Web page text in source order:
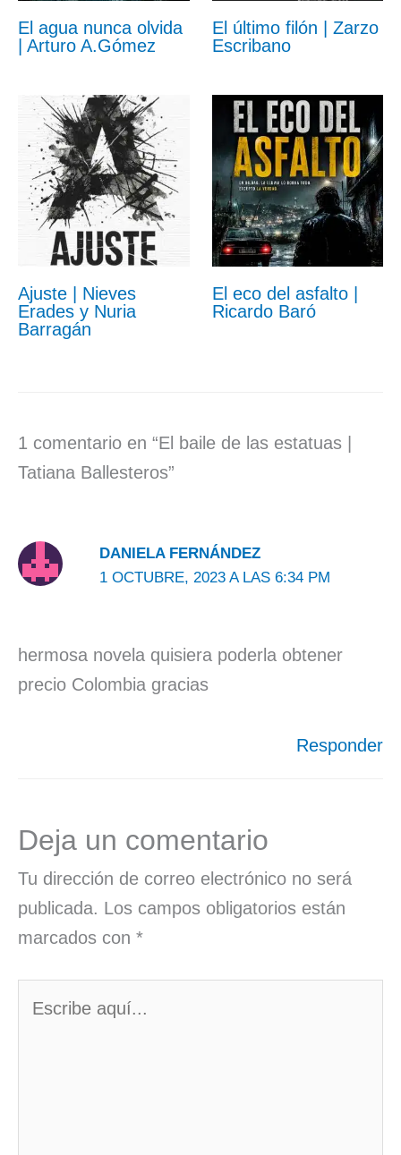
El agua nunca olvida
| Arturo A.Gómez
El último filón | Zarzo
Escribano
Ajuste | Nieves
Erades y Nuria
Barragán
El eco del asfalto |
Ricardo Baró
1 comentario en “El baile de las estatuas |
Tatiana Ballesteros”
DANIELA FERNÁNDEZ
1 OCTUBRE, 2023 A LAS 6:34 PM
hermosa novela quisiera poderla obtener
precio Colombia gracias
Responder
Deja un comentario
Tu dirección de correo electrónico no será
publicada. Los campos obligatorios están
marcados con *